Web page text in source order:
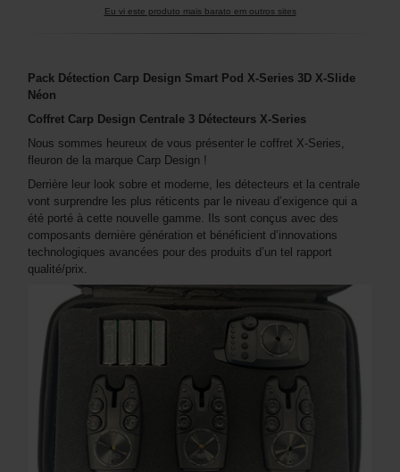
Eu vi este produto mais barato em outros sites
Pack Détection Carp Design Smart Pod X-Series 3D X-Slide
Néon
Coffret Carp Design Centrale 3 Détecteurs X-Series
Nous sommes heureux de vous présenter le coffret X-Series,
fleuron de la marque Carp Design !
Derrière leur look sobre et moderne, les détecteurs et la centrale
vont surprendre les plus réticents par le niveau d’exigence qui a
été porté à cette nouvelle gamme. Ils sont conçus avec des
composants dernière génération et bénéficient d’innovations
technologiques avancées pour des produits d’un tel rapport
qualité/prix.